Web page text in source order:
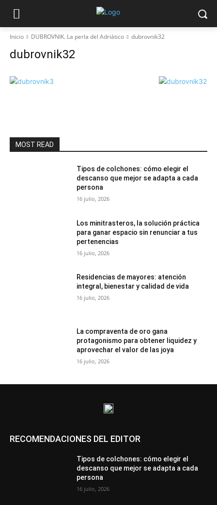
Inicio DUBROVNIK. La perla del Adriático dubrovnik32
dubrovnik32
MOST READ
Tipos de colchones: cómo elegir el
descanso que mejor se adapta a cada
persona
16 julio, 2026
Los minitrasteros, la solución práctica
para ganar espacio sin renunciar a tus
pertenencias
16 julio, 2026
Residencias de mayores: atención
integral, bienestar y calidad de vida
16 julio, 2026
La compraventa de oro gana
protagonismo para obtener liquidez y
aprovechar el valor de las joya
16 julio, 2026
RECOMENDACIONES DEL EDITOR
Tipos de colchones: cómo elegir el
descanso que mejor se adapta a cada
persona
16 julio, 2026